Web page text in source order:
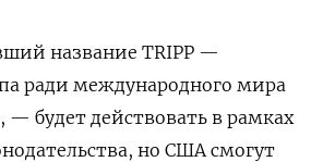
название TRIPP —
ради международного мира
будет действовать в рамках
но США смогут